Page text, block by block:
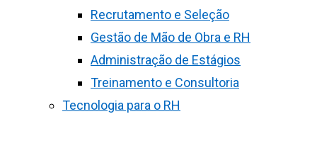
Recrutamento e Seleção
Gestão de Mão de Obra e RH
Administração de Estágios
Treinamento e Consultoria
Tecnologia para o RH